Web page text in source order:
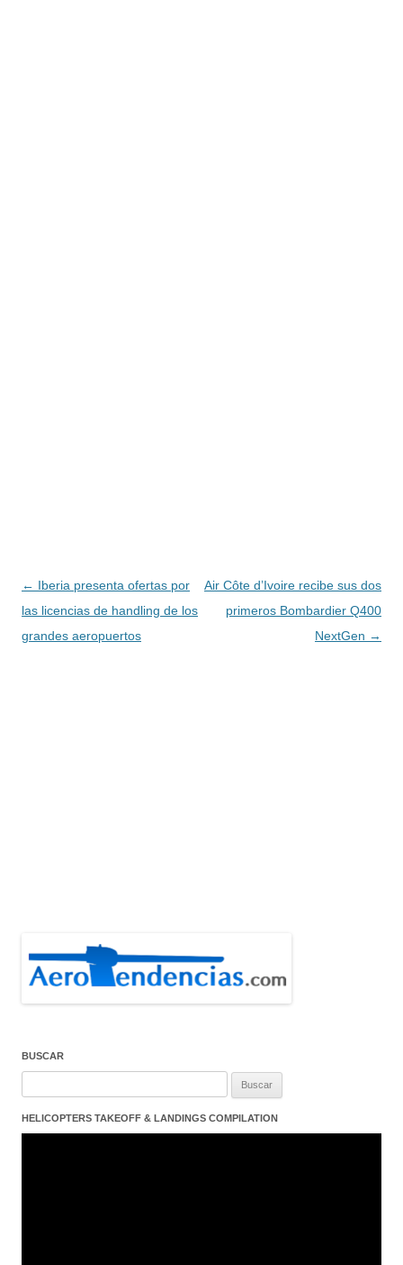
Navegación
de
entradas
← Iberia presenta ofertas por
las licencias de handling de los
grandes aeropuertos
Air Côte d’Ivoire recibe sus dos
primeros Bombardier Q400
NextGen →
BUSCAR
HELICOPTERS TAKEOFF & LANDINGS COMPILATION